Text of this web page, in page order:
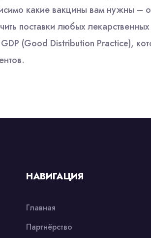
какие вакцины вам нужны –
поставки любых
(Good Distribution Practice),
НАВИГАЦИЯ
Главная
Партнёрство